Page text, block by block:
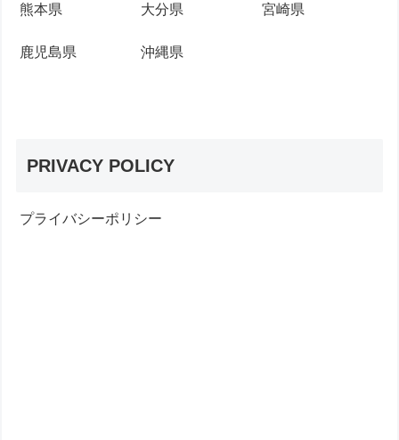
熊本県 大分県 宮崎県
鹿児島県 沖縄県
PRIVACY POLICY
プライバシーポリシー